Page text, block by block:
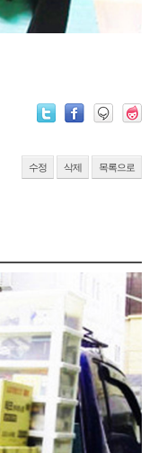
수정 삭제 목록으로